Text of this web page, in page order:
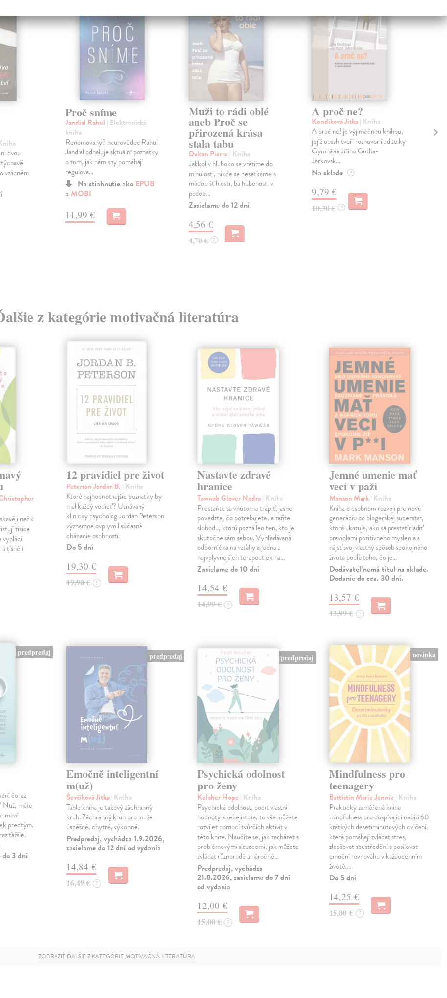
dvou
vzácném
Proč sníme
Jandial Rahul | Elektronická
kniha
Renomovany? neurovědec Rahul
Jandial odhaluje aktuální poznatky
o tom, jak nám sny pomáhají
regulova...
Na stiahnutie ako EPUB
a MOBI
11,99 €
Muži to rádi oblé
aneb Proč se
přirozená krása
stala tabu
Dukan Pierre | Kniha
Jakkoliv hluboko se vrátíme do
minulosti, nikde se nesetkáme s
módou štíhlosti, ba hubenosti v
podob...
Zasielame do 12 dní
4,56 €
4,70 € ?
A proč ne?
Kendíková Jitka| Kniha
A proč ne! je výjimečnou knihou,
jejíž obsah tvoří rozhovor ředitelky
Gymnázia Jiřího Gutha-
Jarkovsk...
Na sklade ?
9,79 €
10,30 € ?
z kategórie motivačná literatúra
než k
tisíce
vyplácí
tísně i
12 pravidiel pre život
Peterson Jordan B. | Kniha
Ktoré najhodnotnejšie poznatky by
mal každý vedieť? Uznávaný
klinický psychológ Jordan Peterson
významne ovplyvnil súčasné
chápanie osobnosti.
Do 5 dní
19,30 €
19,90 € ?
Nastavte zdravé
hranice
Tawwab Glover Nedra| Kniha
Prestaňte sa vnútorne trápiť, jasne
povedzte, čo potrebujete, a zažite
slobodu, ktorú pozná len ten, kto je
skutočne sám sebou. Vyhľadávaná
odborníčka na vzťahy a jedna z
najvplyvnejších terapeutiek na…
Zasielame do 10 dní
14,54 €
14,99 € ?
Jemné umenie mať
veci v paži
Manson Mark| Kniha
Kniha o osobnom rozvoji pre novú
generáciu od blogerskej superstar,
ktorá ukazuje, ako sa prestať riadiť
pravidlami pozitívneho myslenia a
nájsť svoj vlastný spôsob spokojného
života podľa toho, čo je…
Dodávateľ nemá titul na sklade.
Dodanie do cca. 30 dní.
13,57 €
13,99 € ?
predpredaj
čoraz
Nuž, máte
mení
predtým.
ťažšie.
do 3 dní
predpredaj
Emočně inteligentní
m(už)
Ševčíková Jitka| Kniha
Tahle kniha je takový záchranný
kruh. Záchranný kruh pro muže
úspěšné, chytré, výkonné.
Predpredaj, vychádza 1.9.2026,
zasielame do 12 dní od vydania
14,84 €
16,49 € ?
predpredaj
Psychická odolnost
pro ženy
Kelaher Hope | Kniha
Psychická odolnost, pocit vlastní
hodnoty a sebejistota, to vše můžete
rozvíjet pomocí tvůrčích aktivit v
této knize. Naučíte se, jak zacházet s
problémovými situacemi, jak můžete
zvládat různorodé a náročné…
Predpredaj, vychádza
21.8.2026, zasielame do 7 dní
od vydania
12,00 €
15,00 € ?
novinka
Mindfulness pro
teenagery
Battistin Marie Jennie | Kniha
Prakticky zaměřená kniha
mindfulness pro dospívající nabízí 60
krátkých desetiminutových cvičení,
která pomáhají zvládat stres,
zlepšovat soustředění a posilovat
emoční rovnováhu v každodenním
životě.…
Do 5 dní
14,25 €
15,00 € ?
ZOBRAZIŤ ĎALŠIE Z KATEGÓRIE MOTIVAČNÁ LITERATÚRA